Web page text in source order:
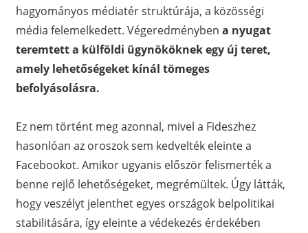
hagyományos médiatér struktúrája, a közösségi
média felemelkedett. Végeredményben a nyugat
teremtett a külföldi ügynököknek egy új teret,
amely lehetőségeket kínál tömeges
befolyásolásra.
Ez nem történt meg azonnal, mivel a Fideszhez
hasonlóan az oroszok sem kedvelték eleinte a
Facebookot. Amikor ugyanis először felismerték a
benne rejlő lehetőségeket, megrémültek. Úgy látták,
hogy veszélyt jelenthet egyes országok belpolitikai
stabilitására, így eleinte a védekezés érdekében